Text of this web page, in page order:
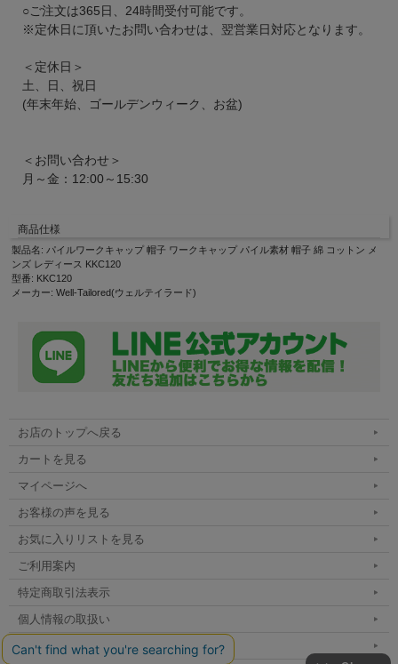
○ご注文は365日、24時間受付可能です。
※定休日に頂いたお問い合わせは、翌営業日対応となります。
＜定休日＞
土、日、祝日
(年末年始、ゴールデンウィーク、お盆)
＜お問い合わせ＞
月～金：12:00～15:30
商品仕様
製品名: パイルワークキャップ 帽子 ワークキャップ パイル素材 帽子 綿 コットン メ
ンズ レディース KKC120
型番: KKC120
メーカー: Well-Tailored(ウェルテイラード)
お店のトップへ戻る
カートを見る
マイページへ
お客様の声を見る
お気に入りリストを見る
ご利用案内
特定商取引法表示
個人情報の取扱い
サイトマップ